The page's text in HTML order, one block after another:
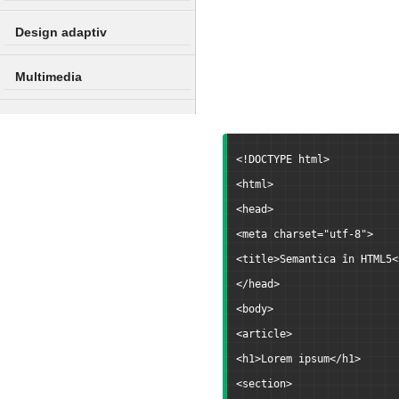
Design adaptiv
Multimedia
<!DOCTYPE html>
<html>
<head>
<meta charset="utf-8">
<title>Semantica în
</head>
<body>
<article>
<h1>Lorem ipsum</h1>
<section>